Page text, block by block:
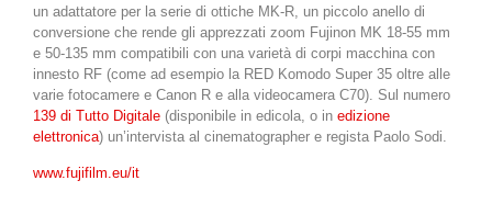
un adattatore per la serie di ottiche MK-R, un piccolo anello di
conversione che rende gli apprezzati zoom Fujinon MK 18-55 mm
e 50-135 mm compatibili con una varietà di corpi macchina con
innesto RF (come ad esempio la RED Komodo Super 35 oltre alle
varie fotocamere e Canon R e alla videocamera C70). Sul numero
139 di Tutto Digitale (disponibile in edicola, o in edizione
elettronica) un’intervista al cinematographer e regista Paolo Sodi.
www.fujifilm.eu/it